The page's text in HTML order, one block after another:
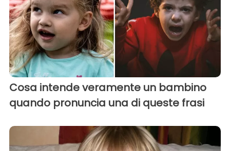
Cosa intende veramente un bambino
quando pronuncia una di queste frasi